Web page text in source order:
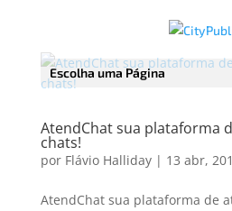
Escolha uma Página
AtendChat sua plataforma
chats!
por Flávio Halliday| 13 abr,
AtendChat sua plataforma de